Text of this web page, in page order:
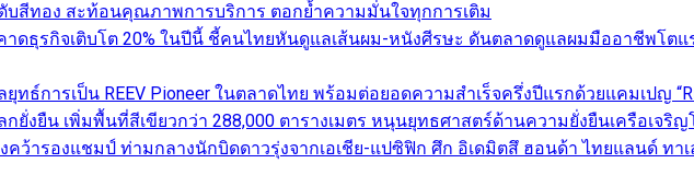
บสีทอง สะท้อนคุณภาพการบริการ ตอกย้ำความมั่นใจทุกการเติม
คาดธุรกิจเติบโต 20% ในปีนี้ ชี้คนไทยหันดูแลเส้นผม-หนังศีรษะ ดันตลาดดูแลผมมืออาชีพโต
ทธ์การเป็น REEV Pioneer ในตลาดไทย พร้อมต่อยอดความสำเร็จครึ่งปีแรกด้วยแคมเปญ
งยืน เพิ่มพื้นที่สีเขียวกว่า 288,000 ตารางเมตร หนุนยุทธศาสตร์ด้านความยั่งยืนเครือเจริ
งคว้ารองแชมป์ ท่ามกลางนักบิดดาวรุ่งจากเอเชีย-แปซิฟิก ศึก อิเดมิตสึ ฮอนด้า ไทยแลนด์ ท